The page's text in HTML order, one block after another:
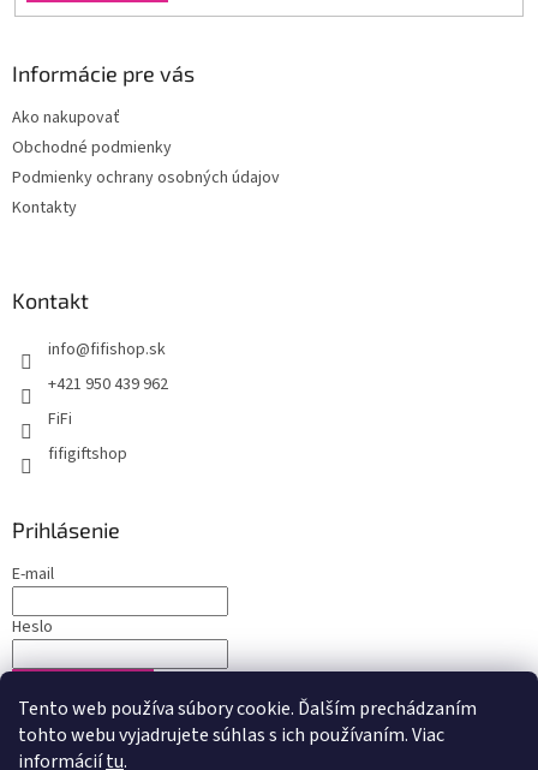
Tento web používa súbory cookie. Ďalším prechádzaním
tohto webu vyjadrujete súhlas s ich používaním. Viac
informáciítu.
Informácie pre vás
Ako nakupovať
Obchodné podmienky
Podmienky ochrany osobných údajov
Kontakty
Kontakt
info@fifishop.sk
+421 950 439 962
FiFi
fifigiftshop
Prihlásenie
E-mail
Heslo
Nová registráciaZabudnuté heslo